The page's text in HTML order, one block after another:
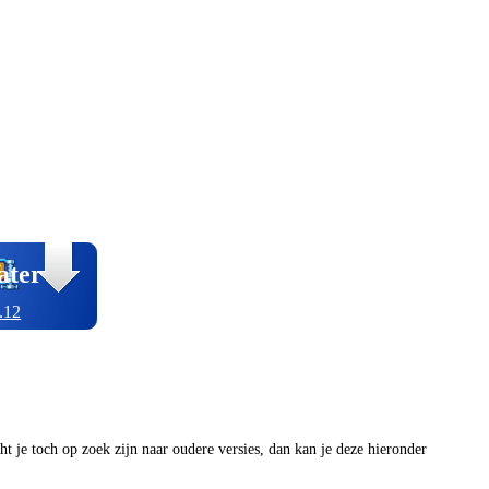
je toch op zoek zijn naar oudere versies, dan kan je deze hieronder